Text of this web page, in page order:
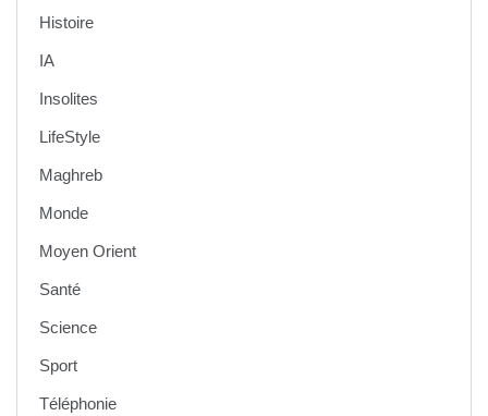
Histoire
IA
Insolites
LifeStyle
Maghreb
Monde
Moyen Orient
Santé
Science
Sport
Téléphonie